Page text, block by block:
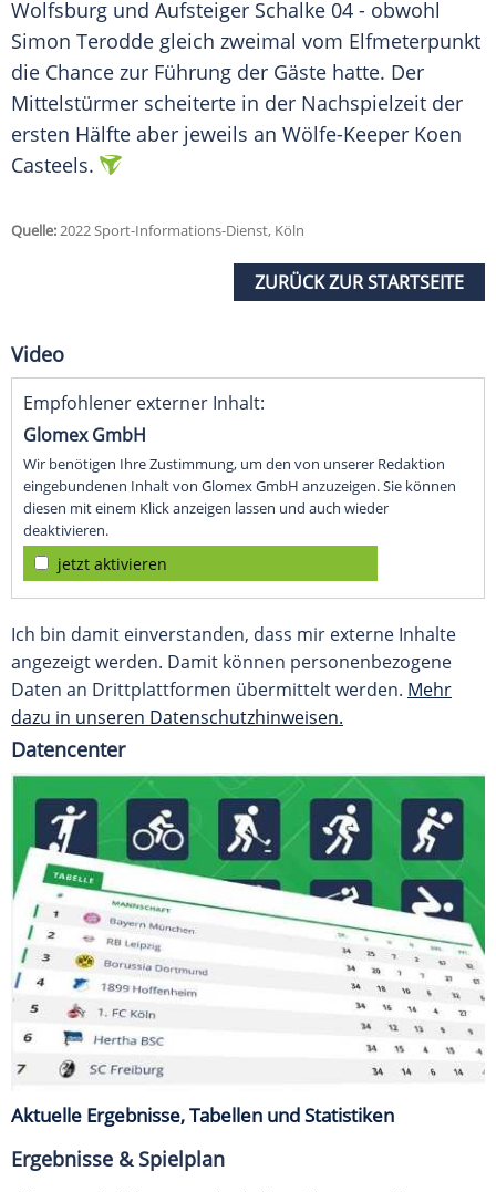
Wolfsburg und Aufsteiger Schalke 04 - obwohl
Simon Terodde gleich zweimal vom Elfmeterpunkt
die Chance zur Führung der Gäste hatte. Der
Mittelstürmer scheiterte in der Nachspielzeit der
ersten Hälfte aber jeweils an Wölfe-Keeper Koen
Casteels.
Quelle:2022 Sport-Informations-Dienst, Köln
ZURÜCK ZUR STARTSEITE
Video
Empfohlener externer Inhalt:
Glomex GmbH
Wir benötigen Ihre Zustimmung, um den von unserer Redaktion
eingebundenen Inhalt von Glomex GmbH anzuzeigen. Sie können
diesen mit einem Klick anzeigen lassen und auch wieder
deaktivieren.
jetzt aktivieren
Ich bin damit einverstanden, dass mir externe Inhalte
angezeigt werden. Damit können personenbezogene
Daten an Drittplattformen übermittelt werden. Mehr
dazu in unseren Datenschutzhinweisen.
Datencenter
Aktuelle Ergebnisse, Tabellen und Statistiken
Ergebnisse & Spielplan